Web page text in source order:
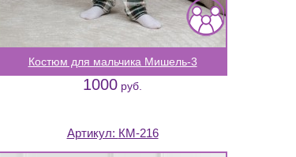
Костюм для мальчика Мишель-3
1000 руб.
Артикул: КМ-216